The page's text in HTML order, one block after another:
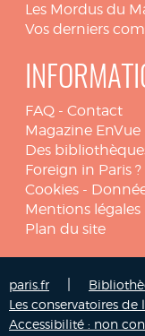
Les Mordus du
Vos derniers
FAQ - Contact
Magazine EnVue
Des
Foreign in Paris ?
Cookies -
Mentions légales
Plan du site
paris.fr
Les conservatoires de
Accessibilité : non